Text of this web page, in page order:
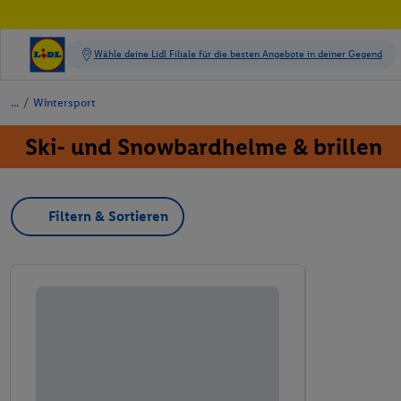
/ Wintersport
Ski- und Snowbardhelme & brillen
Filtern & Sortieren